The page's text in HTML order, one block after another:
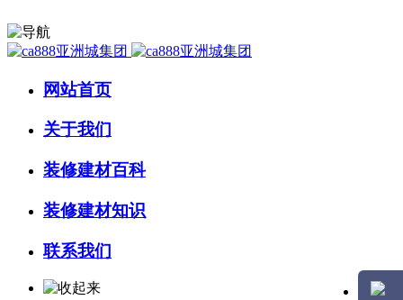
网站首页
关于我们
装修建材百科
装修建材知识
联系我们